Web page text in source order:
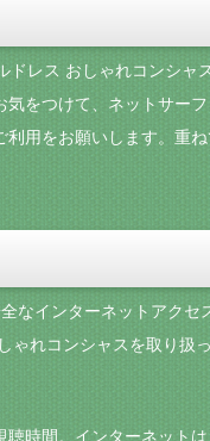
レス おしゃれコンシ
をつけて、ネットサー
用をお願いします。重
なインターネットアク
れコンシャスを取り扱
時間。インターネット